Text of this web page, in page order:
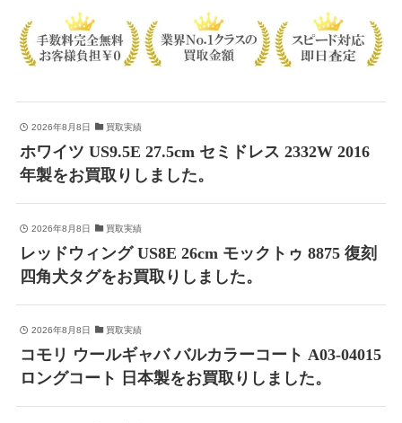
2026年8月8日 買取実績
ホワイツ US9.5E 27.5cm セミドレス 2332W 2016
年製をお買取りしました。
2026年8月8日 買取実績
レッドウィング US8E 26cm モックトゥ 8875 復刻
四角犬タグをお買取りしました。
2026年8月8日 買取実績
コモリ ウールギャバ バルカラーコート A03-04015
ロングコート 日本製をお買取りしました。